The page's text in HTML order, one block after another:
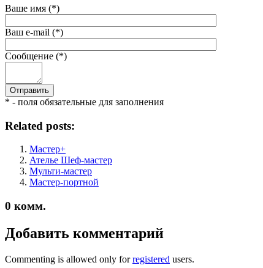
Ваше имя (*)
Ваш e-mail (*)
Сообщение (*)
* - поля обязательные для заполнения
Related posts:
Мастер+
Ателье Шеф-мастер
Мульти-мастер
Мастер-портной
0 комм.
Добавить комментарий
Commenting is allowed only forregistered users.